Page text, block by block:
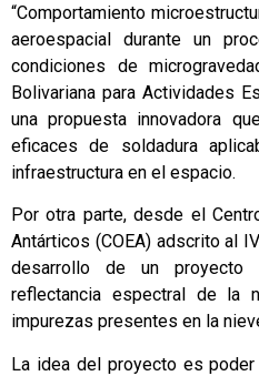
“Comportamiento
aeroespacial durante un
condiciones de
Bolivariana para Actividades
una propuesta innovadora
eficaces de soldadura
infraestructura en el espacio.
Por otra parte, desde el
Antárticos (COEA) adscrito al
desarrollo de un proyecto
reflectancia espectral de la
impurezas presentes en la
La idea del proyecto es